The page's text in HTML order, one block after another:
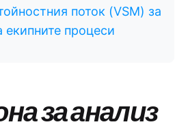
поток (VSM) за
екипните процеси
за анализ